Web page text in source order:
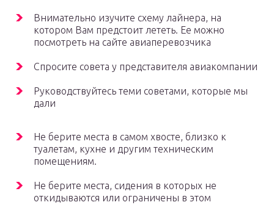
Внимательно изучите схему лайнера, на
котором Вам предстоит лететь. Ее можно
посмотреть на сайте авиаперевозчика
Спросите совета у представителя авиакомпании
Руководствуйтесь теми советами, которые мы
дали
Не берите места в самом хвосте, близко к
туалетам, кухне и другим техническим
помещениям.
Не берите места, сидения в которых не
откидываются или ограничены в этом